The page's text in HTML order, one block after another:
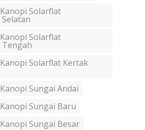
Solarflat
Solarflat
Solarflat Kertak
Sungai Andai
Sungai Baru
Sungai Besar